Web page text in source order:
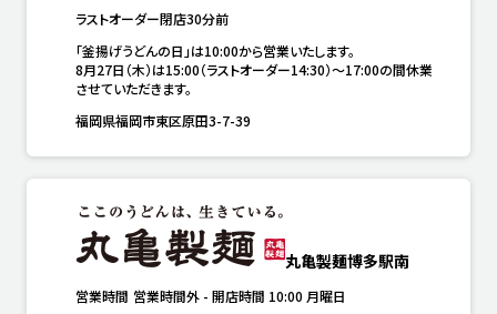
ラストオーダー閉店30分前
「釜揚げうどんの日」は10:00から営業いたします。
8月27日（木）は15:00（ラストオーダー14:30）～17:00の間休業
させていただきます。
福岡県福岡市東区原田3-7-39
丸亀製麺博多駅南
営業時間 営業時間外 - 開店時間 10:00 月曜日